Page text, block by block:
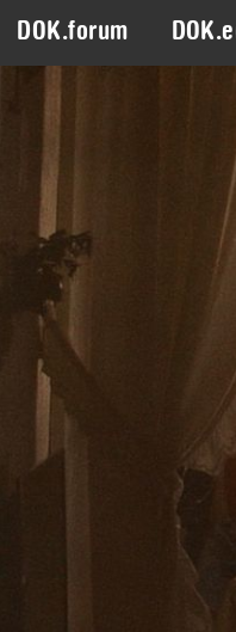
DOK.forum